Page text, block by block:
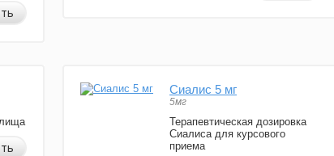
Сиалис 5 мг
5мг
Терапевтическая дозировка
Сиалиса для курсового
приема